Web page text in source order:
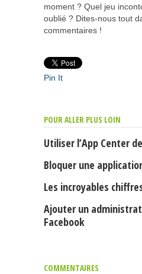
moment ? Quel jeu
oublié ? Dites-nous tout
commentaires !
Pin It
POUR ALLER PLUS LOIN
Utiliser l’App Center
Bloquer une
Les incroyables
Ajouter un
Facebook
COMMENTAIRES